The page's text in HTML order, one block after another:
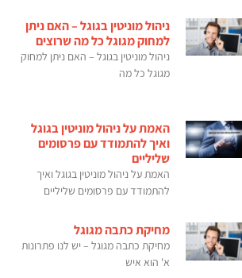
ניהול מוניטין בגוגל – האם ניתן
למחוק מגוגל כל מה שרוצים
ניהול מוניטין בגוגל – האם ניתן למחוק
מגוגל כל מה
האמת על ניהול מוניטין בגוגל
ואיך להתמודד עם פרסומים
שליליים
האמת על ניהול מוניטין בגוגל ואיך
להתמודד עם פרסומים שליליים
מחיקת כתבה מגוגל
מחיקת כתבה מגוגל – יש לנו פתרונות
א' הוא איש